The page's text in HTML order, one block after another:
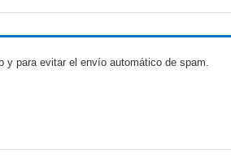
y para evitar el envío automático de spam.